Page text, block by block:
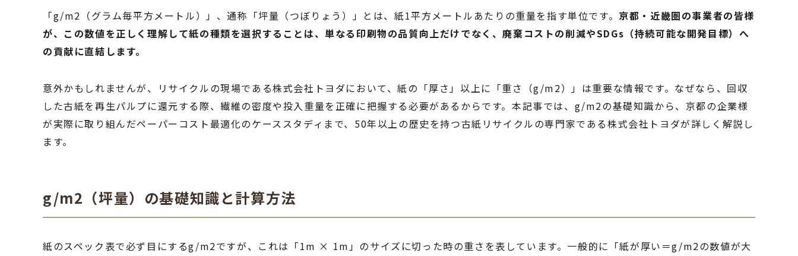
「g/m2（グラム毎平方メートル）」、通称「坪量（つぼりょう）」とは、紙1平方メートルあたりの重量を指す単位です。京都・近畿圏の事業者の皆様
が、この数値を正しく理解して紙の種類を選択することは、単なる印刷物の品質向上だけでなく、廃棄コストの削減やSDGs（持続可能な開発目標）へ
の貢献に直結します。
意外かもしれませんが、リサイクルの現場である株式会社トヨダにおいて、紙の「厚さ」以上に「重さ（g/m2）」は重要な情報です。なぜなら、回収
した古紙を再生パルプに還元する際、繊維の密度や投入重量を正確に把握する必要があるからです。本記事では、g/m2の基礎知識から、京都の企業様
が実際に取り組んだペーパーコスト最適化のケーススタディまで、50年以上の歴史を持つ古紙リサイクルの専門家である株式会社トヨダが詳しく解説し
ます。
g/m2（坪量）の基礎知識と計算方法
紙のスペック表で必ず目にするg/m2ですが、これは「1m × 1m」のサイズに切った時の重さを表しています。一般的に「紙が厚い＝g/m2の数値が大